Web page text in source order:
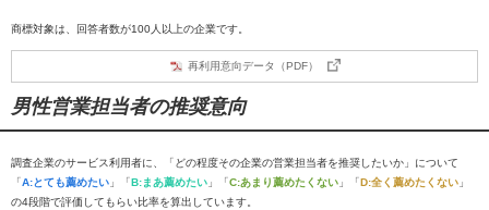
商標対象は、回答者数が100人以上の企業です。
再利用意向データ（PDF）
男性営業担当者の推奨意向
調査企業のサービス利用者に、「どの程度その企業の営業担当者を推奨したいか」について
「A:とても薦めたい 」「B:まあ薦めたい 」「C:あまり薦めたくない 」「D:全く薦めたくない 」
の4段階で評価してもらい比率を算出しています。